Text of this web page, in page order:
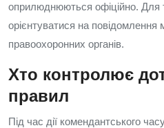
оприлюднюються офіційно. Для
орієнтуватися на повідомлення
правоохоронних органів.
Хто контролює
правил
Під час дії комендантського